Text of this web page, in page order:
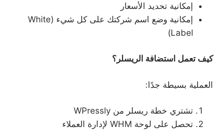
إمكانية تحديد الأسعار
إمكانية وضع اسم شركتك على كل شيء (White
Label)
كيف تعمل استضافة الريسلر؟
العملية بسيطة جدًا:
تشتري خطة ريسلر من WPressly
تحصل على لوحة WHM لإدارة العملاء